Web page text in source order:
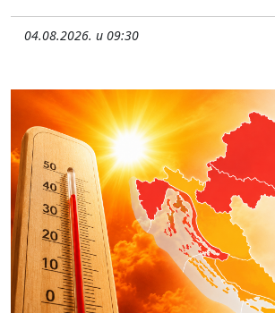
04.08.2026. u 09:30